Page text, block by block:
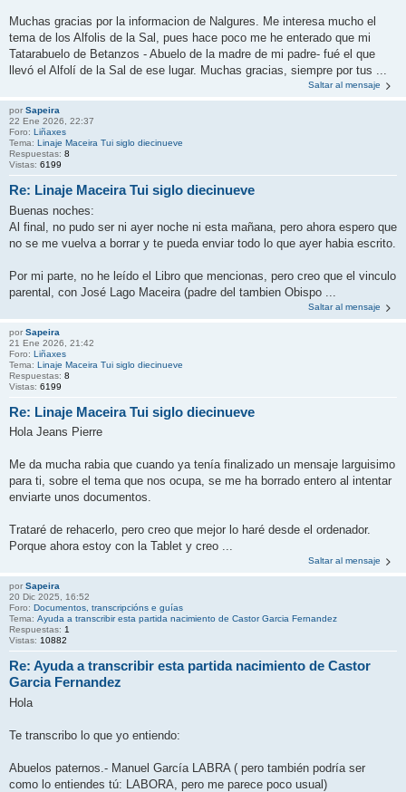
Muchas gracias por la informacion de Nalgures. Me interesa mucho el
tema de los Alfolis de la Sal, pues hace poco me he enterado que mi
Tatarabuelo de Betanzos - Abuelo de la madre de mi padre- fué el que
llevó el Alfolí de la Sal de ese lugar. Muchas gracias, siempre por tus ...
Saltar al mensaje
por Sapeira
22 Ene 2026, 22:37
Foro: Liñaxes
Tema: Linaje Maceira Tui siglo diecinueve
Respuestas: 8
Vistas: 6199
Re: Linaje Maceira Tui siglo diecinueve
Buenas noches:
Al final, no pudo ser ni ayer noche ni esta mañana, pero ahora espero que
no se me vuelva a borrar y te pueda enviar todo lo que ayer habia escrito.
Por mi parte, no he leído el Libro que mencionas, pero creo que el vinculo
parental, con José Lago Maceira (padre del tambien Obispo ...
Saltar al mensaje
por Sapeira
21 Ene 2026, 21:42
Foro: Liñaxes
Tema: Linaje Maceira Tui siglo diecinueve
Respuestas: 8
Vistas: 6199
Re: Linaje Maceira Tui siglo diecinueve
Hola Jeans Pierre
Me da mucha rabia que cuando ya tenía finalizado un mensaje larguisimo
para ti, sobre el tema que nos ocupa, se me ha borrado entero al intentar
enviarte unos documentos.
Trataré de rehacerlo, pero creo que mejor lo haré desde el ordenador.
Porque ahora estoy con la Tablet y creo ...
Saltar al mensaje
por Sapeira
20 Dic 2025, 16:52
Foro: Documentos, transcripcións e guías
Tema: Ayuda a transcribir esta partida nacimiento de Castor Garcia Fernandez
Respuestas: 1
Vistas: 10882
Re: Ayuda a transcribir esta partida nacimiento de Castor
Garcia Fernandez
Hola
Te transcribo lo que yo entiendo:
Abuelos paternos.- Manuel García LABRA ( pero también podría ser
como lo entiendes tú: LABORA, pero me parece poco usual)